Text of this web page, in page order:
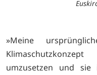
»Meine
umzusetzen und